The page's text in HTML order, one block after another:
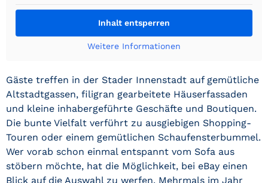
Inhalt entsperren
Weitere Informationen
Gäste treffen in der Stader Innenstadt auf gemütliche
Altstadtgassen, filigran gearbeitete Häuserfassaden
und kleine inhabergeführte Geschäfte und Boutiquen.
Die bunte Vielfalt verführt zu ausgiebigen Shopping-
Touren oder einem gemütlichen Schaufensterbummel.
Wer vorab schon einmal entspannt vom Sofa aus
stöbern möchte, hat die Möglichkeit, bei eBay einen
Blick auf die Auswahl zu werfen. Mehrmals im Jahr